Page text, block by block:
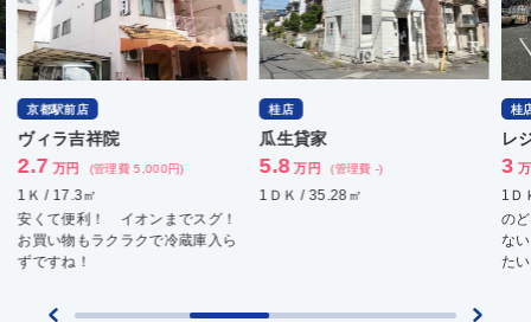
京都駅前店
ヴィラ吉祥院
2.7 万円 (管理費 5,000円)
1Ｋ / 17.3㎡
安くて便利！ イオンまでスグ！
お買い物もラクラクで冷蔵庫入ら
ずですね！
桂店
瓜生貸家
5.8 万円 (管理費 -)
1ＤＫ / 35.28㎡
桂
レ
3
1Ｄ
の
な
た